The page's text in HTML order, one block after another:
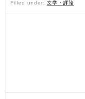
Filled under: 文学・評論